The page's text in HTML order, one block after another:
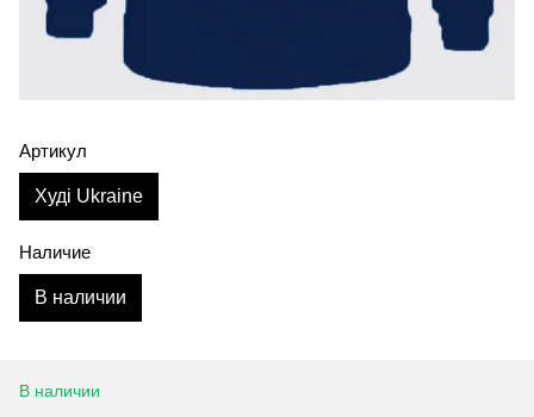
Артикул
Худі Ukraine
Наличие
В наличии
В наличии